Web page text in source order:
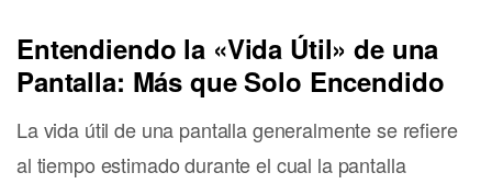
Entendiendo la «Vida Útil» de una
Pantalla: Más que Solo Encendido
La vida útil de una pantalla generalmente se refiere
al tiempo estimado durante el cual la pantalla